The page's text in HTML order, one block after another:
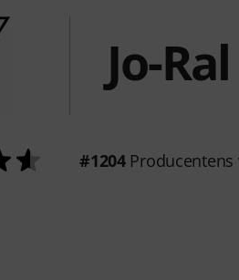
Jo-Ral
#1204